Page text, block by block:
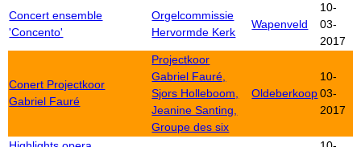
Concert ensemble
'Concento'
Orgelcommissie
Hervormde Kerk
Wapenveld
10-
03-
2017
Conert Projectkoor
Gabriel Fauré
Projectkoor
Gabriel Fauré,
Sjors Holleboom,
Jeanine Santing,
Groupe des six
Oldeberkoop
10-
03-
2017